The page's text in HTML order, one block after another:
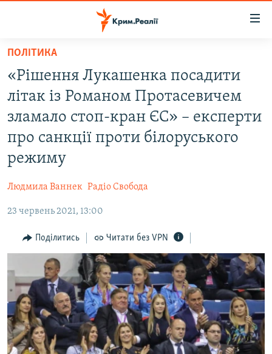
Перейти
основного
матеріалу
до
основної
навігації
Перейти
до
БЛОГИ
ВСЕ ЗА ДЕНЬ
СПЕЦПРОЕКТИ
ДЕПОРТАЦІЯ
ВІДЕОУРОКИ «ELIFBE»
СВІДЧЕННЯ ОКУПАЦІЇ
УКРАЇНСЬКА ПРОБЛЕМА КРИМУ
ІНФОГРАФІКА
ЯК ОБІЙТИ БЛОКУВАННЯ
Русский
Qırımtatar
ДОЛУЧАЙСЯ!
ПОЛІТИКА
«Рішення Лукашенка посадити
літак із Романом Протасевичем
зламало стоп-кран ЄС» – експерти
про санкції проти білоруського
режиму
Людмила Ваннек Радіо Свобода
23 червень 2021, 13:00
Поділитись Читати без VPN